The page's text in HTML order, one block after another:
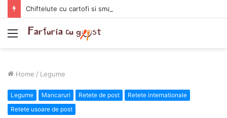
Chiftelute cu cartofi si smantana la cuptor
Menu
Home / Legume
Legume Mancaruri Retete de post
Retete internationale
Retete usoare de post